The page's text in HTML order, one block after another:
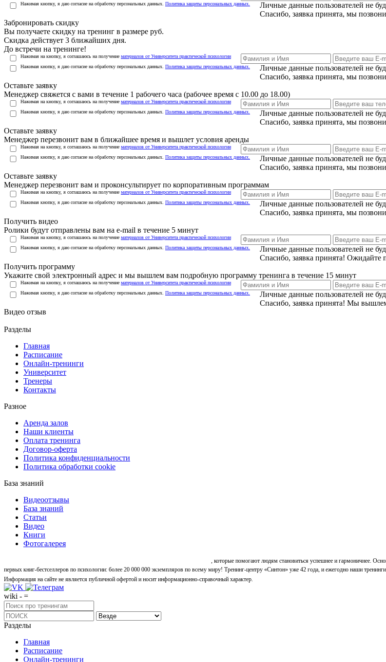
Нажимая кнопку, я даю согласие на обработку персональных данных. Политика защиты персональных данных. Личные данные пользователей не
Спасибо, заявка принята, мы
Забронировать скидку
Вы получаете скидку на тренинг в размере руб.
Скидка действует 3 ближайших дня.
До встречи на тренинге!
Нажимая на кнопку, я соглашаюсь на получение материалов от Университета практической психологии
Нажимая кнопку, я даю согласие на обработку персональных данных. Политика защиты персональных данных. Личные данные пользователей не
Спасибо, заявка принята, мы
Оставьте заявку
Менеджер свяжется с вами в течение 1 рабочего часа (рабочее время с 10.00 до 18.00)
Нажимая на кнопку, я соглашаюсь на получение материалов от Университета практической психологии
Нажимая кнопку, я даю согласие на обработку персональных данных. Политика защиты персональных данных. Личные данные пользователей не
Спасибо, заявка принята, мы
Оставьте заявку
Менеджер перезвонит вам в ближайшее время и вышлет условия аренды
Нажимая на кнопку, я соглашаюсь на получение материалов от Университета практической психологии
Нажимая кнопку, я даю согласие на обработку персональных данных. Политика защиты персональных данных. Личные данные пользователей не
Спасибо, заявка принята, мы
Оставьте заявку
Менеджер перезвонит вам и проконсультирует по корпоративным программам
Нажимая на кнопку, я соглашаюсь на получение материалов от Университета практической психологии
Нажимая кнопку, я даю согласие на обработку персональных данных. Политика защиты персональных данных. Личные данные пользователей не
Спасибо, заявка принята, мы
Получить видео
Ролики будут отправлены вам на e-mail в течение 5 минут
Нажимая на кнопку, я соглашаюсь на получение материалов от Университета практической психологии
Нажимая кнопку, я даю согласие на обработку персональных данных. Политика защиты персональных данных. Личные данные пользователей не
Спасибо, заявка принята! Ожидайте
Получить программу
Укажите свой электронный адрес и мы вышлем вам подробную программу тренинга в течение 15 минут
Нажимая на кнопку, я соглашаюсь на получение материалов от Университета практической психологии
Нажимая кнопку, я даю согласие на обработку персональных данных. Политика защиты персональных данных. Личные данные пользователей не
Спасибо, заявка принята! Мы
Видео отзыв
Разделы
Главная
Расписание
Онлайн-тренинги
Университет
Тренеры
Контакты
Разное
Аренда залов
Наши клиенты
Оплата тренинга
Договор-оферта
Политика конфиденциальности
Политика обработки cookie
База знаний
Видеоотзывы
База знаний
Статьи
Видео
Книги
Фотогалерея
, которые помогают людям становиться успешнее и гармоничнее.
первых книг-бестселлеров по психологии: более 20 000 000 экземпляров по всему миру! Тренинг-центру «Синтон» уже 42 года, и ежегодно наши
Информация на сайте не является публичной офертой и носит информационно-справочный характер.
wiki - =
Разделы
Главная
Расписание
Онлайн-тренинги